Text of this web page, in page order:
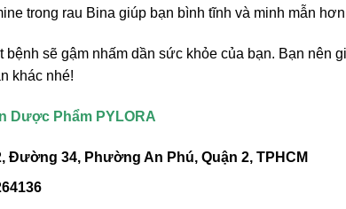
trong rau Bina giúp bạn bình tĩnh và minh mẫn
bệnh sẽ gậm nhấm dần sức khỏe của bạn. Bạn
khác nhé!
Dược Phẩm PYLORA
Đường 34, Phường An Phú, Quận 2, TPHCM